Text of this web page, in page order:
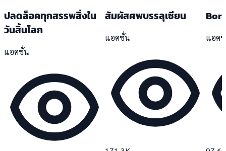
ปลดล็อคทุกสรรพสิ่งใน
วันสิ้นโลก
แอคชั่น
สัมผัสศพบรรลุเซียน
แอคชั่น แอค